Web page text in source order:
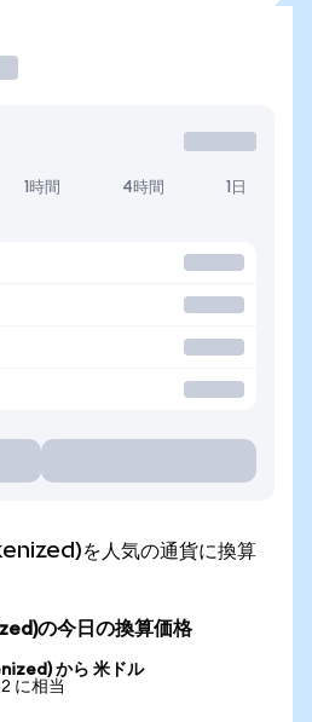
1時間 4時間 1日
を人気の通貨に換算
の今日の換算価格
から 米ドル
に相当